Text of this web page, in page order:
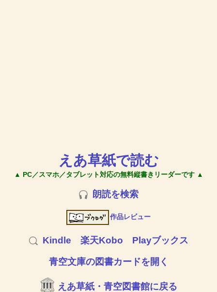
えあ草紙で読む
▲ PC／スマホ／タブレット対応の無料縦書きリーダーです ▲
朗読を検索
作品レビュー
Kindle 楽天Kobo Playブックス
青空文庫の図書カードを開く
えあ草紙・青空図書館に戻る